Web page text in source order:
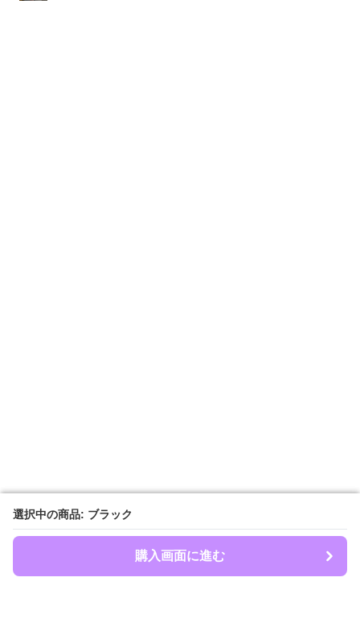
選択中の商品: ブラック
購入画面に進む
選択中の商品: ブラック
購入画面に進む